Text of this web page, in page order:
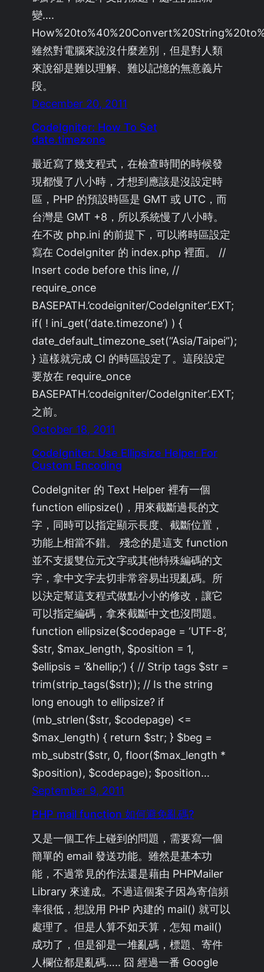
變….
雖然對電腦來說沒什麼差別，但是對人類
來說卻是難以理解、難以記憶的無意義片
段。
December 20, 2011
CodeIgniter: How To Set
date.timezone
最近寫了幾支程式，在檢查時間的時候發
現都慢了八小時，才想到應該是沒設定時
區，PHP 的預設時區是 GMT 或 UTC，而
台灣是 GMT +8，所以系統慢了八小時。
在不改 php.ini 的前提下，可以將時區設定
寫在 CodeIgniter 的 index.php 裡面。 //
Insert code before this line, //
require_once
BASEPATH.’codeigniter/CodeIgniter’.EXT;
if( ! ini_get(‘date.timezone’) ) {
date_default_timezone_set(“Asia/Taipei”);
} 這樣就完成 CI 的時區設定了。這段設定
要放在 require_once
BASEPATH.’codeigniter/CodeIgniter’.EXT;
之前。
October 18, 2011
CodeIgniter: Use Ellipsize Helper For
Custom Encoding
CodeIgniter 的 Text Helper 裡有一個
function ellipsize()，用來截斷過長的文
字，同時可以指定顯示長度、截斷位置，
功能上相當不錯。 殘念的是這支 function
並不支援雙位元文字或其他特殊編碼的文
字，拿中文字去切非常容易出現亂碼。所
以決定幫這支程式做點小小的修改，讓它
可以指定編碼，拿來截斷中文也沒問題。
function ellipsize($codepage = ‘UTF-8’,
$str, $max_length, $position = 1,
$ellipsis = ‘&hellip;’) { // Strip tags $str =
trim(strip_tags($str)); // Is the string
long enough to ellipsize? if
(mb_strlen($str, $codepage) <=
$max_length) { return $str; } $beg =
mb_substr($str, 0, floor($max_length *
$position), $codepage); $position…
September 9, 2011
PHP mail function 如何避免亂碼?
又是一個工作上碰到的問題，需要寫一個
簡單的 email 發送功能。雖然是基本功
能，不過常見的作法還是藉由 PHPMailer
Library 來達成。不過這個案子因為寄信頻
率很低，想說用 PHP 內建的 mail() 就可以
處理了。但是人算不如天算，怎知 mail()
成功了，但是卻是一堆亂碼，標題、寄件
人欄位都是亂碼….. 囧 經過一番 Google